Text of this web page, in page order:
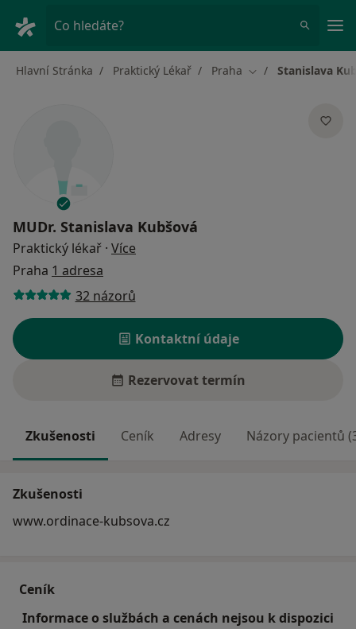
Co hledáte?
Hlavní Stránka Praktický Lékař Praha Změna města
Stanislava
MUDr. Stanislava Kubšová
Praktický lékař · Více
Praha 1 adresa
32 názorů
Kontaktní údaje
Rezervovat termín
Zkušenosti Ceník Adresy Názory pacientů
Zkušenosti
www.ordinace-kubsova.cz
Ceník
Informace o službách a cenách nejsou k dispozici